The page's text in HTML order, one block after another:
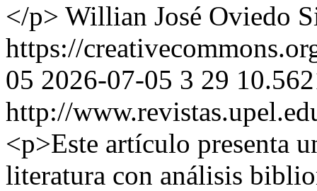
</p> Willian José Oviedo
https://
05 2026-07-05 3 29
http://
<p>Este artículo presenta
literatura con análisis